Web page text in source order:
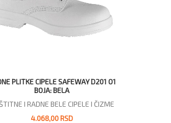
PLITKE CIPELE SAFEWAY D201 O1
BOJA: BELA
I RADNE BELE CIPELE I ČIZME
4.068,00 RSD